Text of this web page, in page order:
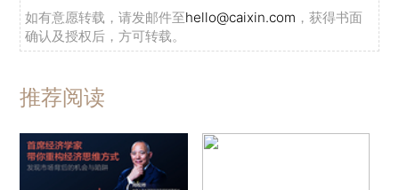
如有意愿转载，请发邮件至hello@caixin.com ，获得书面
确认及授权后，方可转载。
推荐阅读